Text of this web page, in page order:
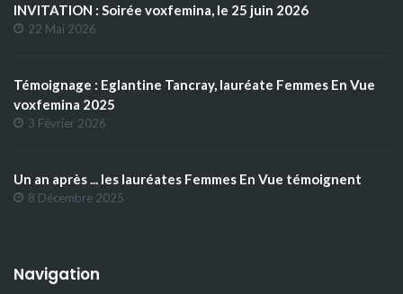
INVITATION : Soirée voxfemina, le 25 juin 2026
22 Mai 2026
Témoignage : Eglantine Tancray, lauréate Femmes En Vue
voxfemina 2025
3 Février 2026
Un an après ... les lauréates Femmes En Vue témoignent
8 Décembre 2025
Navigation